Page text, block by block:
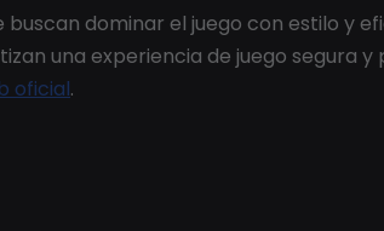
dominar el juego con estilo y
una experiencia de juego segura y
oficial.